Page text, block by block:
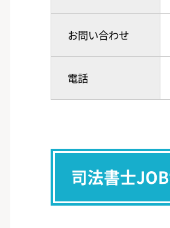
お問い合わせ
電話
司法書士